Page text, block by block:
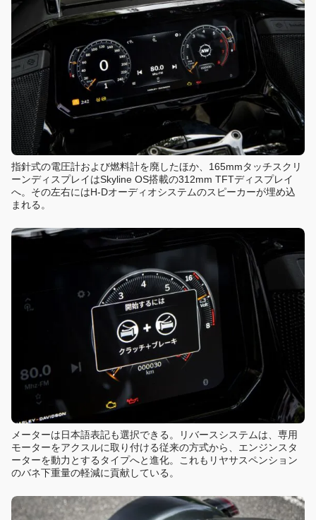
指針式の電圧計および燃料計を廃したほか、165mmタッチスクリ
ーンディスプレイはSkyline OS搭載の312mm TFTディスプレイ
へ。その左右にはH-Dオーディオシステムのスピーカーが埋め込
まれる。
メーターは日本語表記も選択できる。リバースシステムは、専用
モーターをアクスルに取り付ける従来の方式から、エンジンスタ
ーターを動力とするタイプへと進化。これもリヤサスペンション
のバネ下重量の軽減に貢献している。